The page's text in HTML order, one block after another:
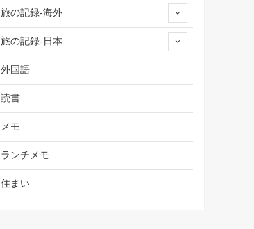
旅の記録-海外
旅の記録-日本
外国語
読書
メモ
ランチメモ
住まい